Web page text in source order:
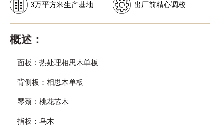
3万平方米生产基地 出厂前精心调校
概述：
面板：热处理相思木单板
背侧板：相思木单板
琴颈：桃花芯木
指板：乌木